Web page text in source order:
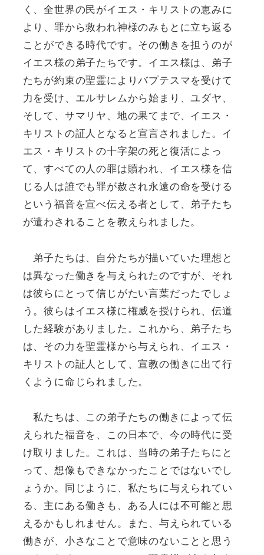
く、全世界の民がイエス・キリストの恵みに
より、罪から救われ神様のみもとに立ち返る
ことができる時代です。その働きを担うのが
イエス様の弟子たちです。イエス様は、弟子
たちが約束の聖霊によりバプテスマを受けて
力を受け、エルサレムから始まり、ユダヤ、
そして、サマリヤ、地の果てまで、イエス・
キリストの証人となると宣言されました。イ
エス・キリストの十字架の死と復活によっ
て、すべての人の罪は贖われ、イエス様を信
じる人は誰でも罪が赦され永遠の命を受ける
という福音を宣べ伝える者として、弟子たち
が遣わされることを教えられました。
弟子たちは、自分たちが描いていた理想と
は異なった働きを与えられたのですが、それ
は彼らにとって信じがたい言葉だったでしょ
う。彼らはイエス様に権威を授けられ、伝道
した経験がありました。これから、弟子たち
は、その力を聖霊様から与えられ、イエス・
キリストの証人として、宣教の働きに出て行
くように命じられました。
私たちは、この弟子たちの働きによって伝
えられた福音を、この日本で、今の時代に受
け取りました。これは、当時の弟子たちにと
って、想像もできなかったことではないでし
ょうか。同じように、私たちに与えられてい
る、主にある働きも、ある人には不可能と思
えるかもしれません。また、与えられている
働きが、小さなことで意味のないことと思う